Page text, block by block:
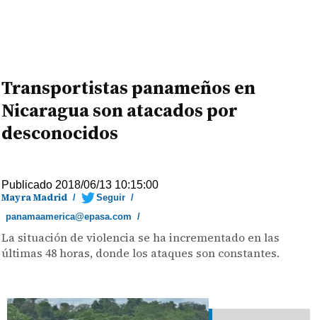
Transportistas panameños en
Nicaragua son atacados por
desconocidos
Publicado 2018/06/13 10:15:00
Mayra Madrid / Seguir /
panamaamerica@epasa.com /
La situación de violencia se ha incrementado en las
últimas 48 horas, donde los ataques son constantes.